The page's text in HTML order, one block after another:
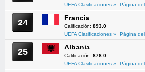
UEFA Clasificaciones »
Página
24 Francia
Calificación: 893.0
UEFA Clasificaciones »
Página
25 Albania
Calificación: 878.0
UEFA Clasificaciones »
Página